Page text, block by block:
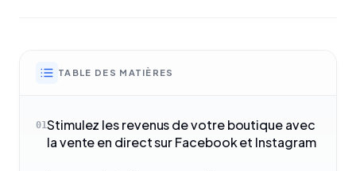
TABLE DES MATIÈRES
01Stimulez les revenus de votre boutique avec
la vente en direct sur Facebook et Instagram